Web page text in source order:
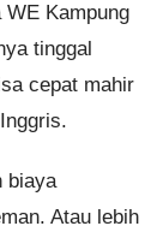
Kampung
tinggal
cepat mahir
biaya
Atau lebih